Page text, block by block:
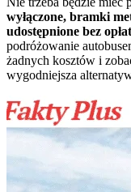
wyłączone, bramki
udostępnione bez opłat
podróżowanie
żadnych kosztów i
wygodniejsza